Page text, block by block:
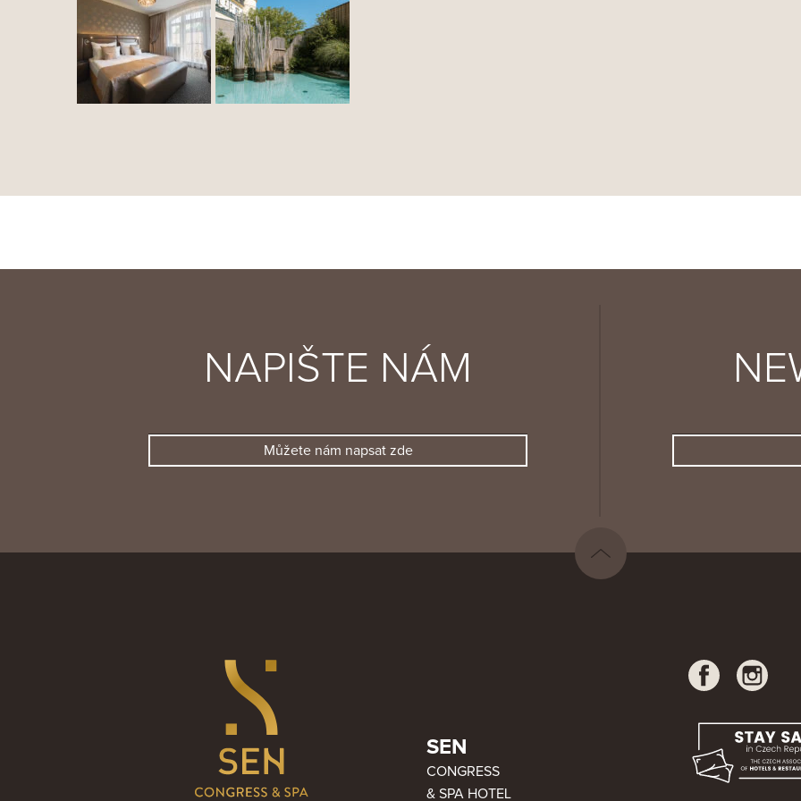
NAPIŠTE NÁM
Můžete nám napsat zde
SEN
CONGRESS
& SPA HOTEL